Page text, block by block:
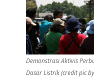
Demonstrasi Aktivis
Dasar Listrik (credit pic